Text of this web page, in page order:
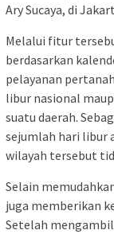
Ary Sucaya, di
Melalui fitur
berdasarkan
pelayanan
libur nasional
suatu daerah.
sejumlah hari libur
wilayah tersebut
Selain
juga memberikan
Setelah